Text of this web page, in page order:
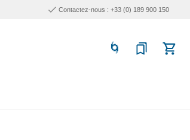
Contactez-nous : +33 (0) 189 900 150